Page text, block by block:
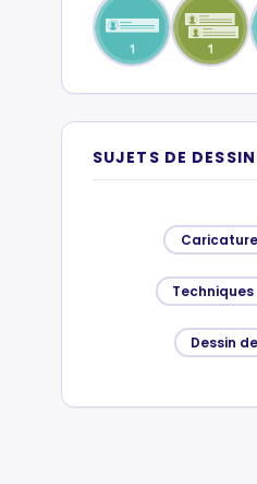
SUJETS DE
Caricature
Dessin